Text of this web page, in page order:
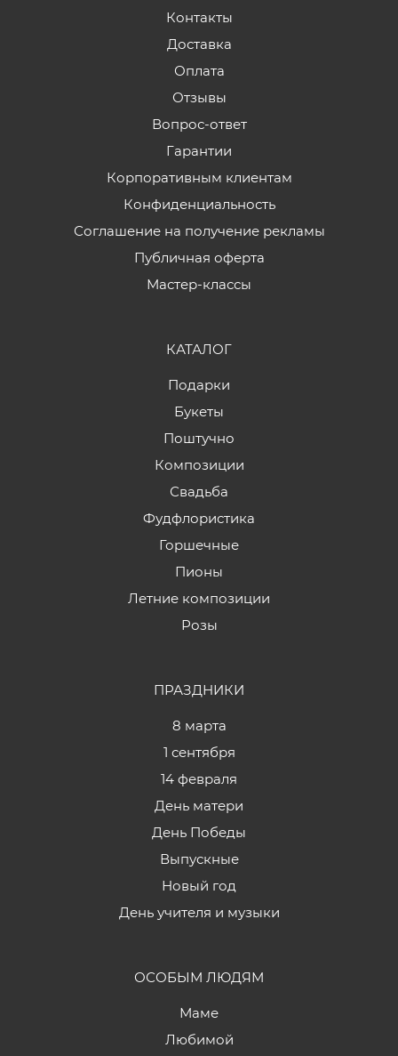
Контакты
Доставка
Оплата
Отзывы
Вопрос-ответ
Гарантии
Корпоративным клиентам
Конфиденциальность
Соглашение на получение рекламы
Публичная оферта
Мастер-классы
КАТАЛОГ
Подарки
Букеты
Поштучно
Композиции
Свадьба
Фудфлористика
Горшечные
Пионы
Летние композиции
Розы
ПРАЗДНИКИ
8 марта
1 сентября
14 февраля
День матери
День Победы
Выпускные
Новый год
День учителя и музыки
ОСОБЫМ ЛЮДЯМ
Маме
Любимой